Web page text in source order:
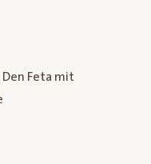
Feta mit